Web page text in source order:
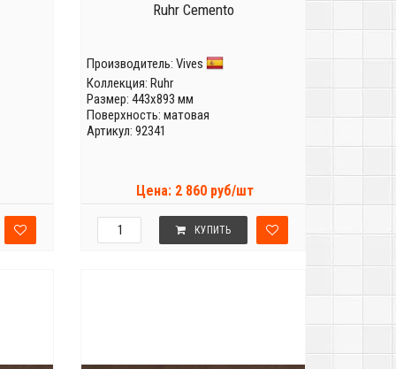
Ruhr Cemento
Производитель: Vives
Коллекция: Ruhr
Размер: 443x893 мм
Поверхность: матовая
Артикул: 92341
Цена: 2 860 руб/шт
КУПИТЬ